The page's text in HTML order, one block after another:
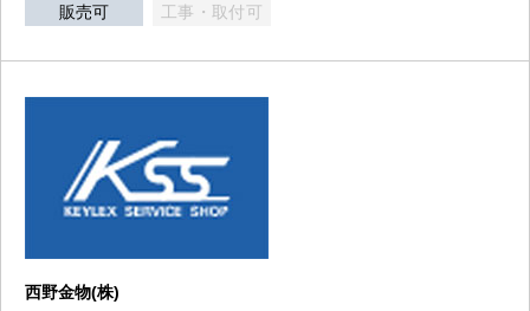
販売可 工事・取付可
西野金物(株)